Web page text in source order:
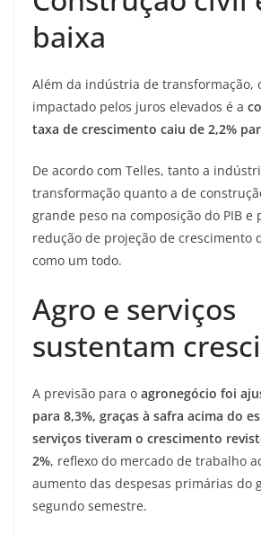
baixa
Além da indústria de transformação,
impactado pelos juros elevados é a
taxa de crescimento caiu de 2,2%
De acordo com Telles, tanto a
transformação quanto a de
grande peso na composição do PIB e
redução de projeção de crescimento
como um todo.
Agro e serviços
sustentam
A previsão para o agronegócio foi
para 8,3%, graças à safra acima do
serviços tiveram o crescimento
2%, reflexo do mercado de trabalho
aumento das despesas primárias do
segundo semestre.